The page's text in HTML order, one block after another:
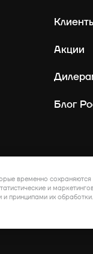
Акции
Блог
временно сохраняются
и
принципами их